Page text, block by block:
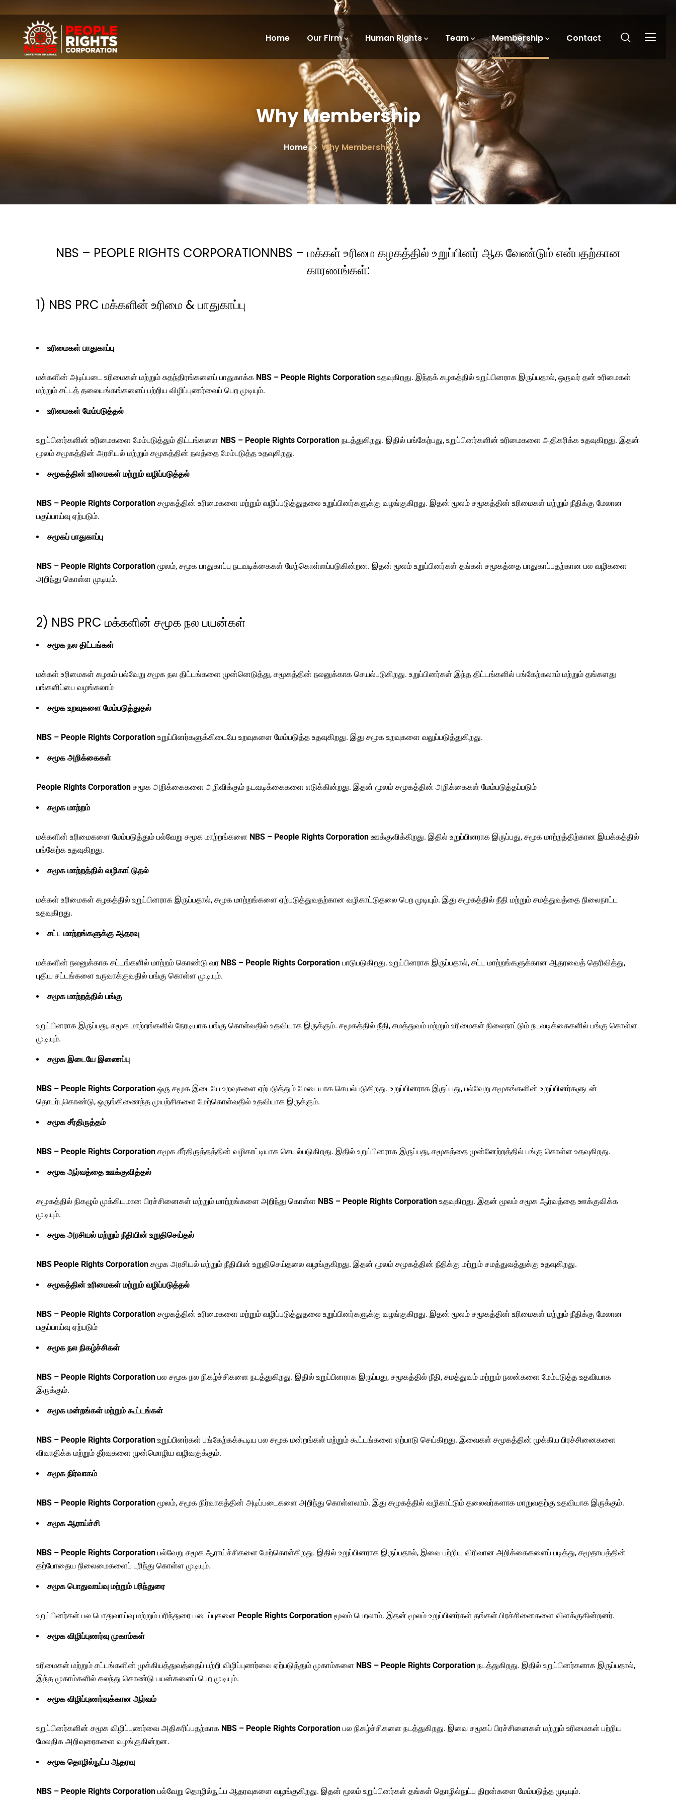
Home Our Firm Human Rights Team Membership Contact
Why Membership
Home Why Membership
NBS – PEOPLE RIGHTS CORPORATIONNBS – மக்கள் உரிமை கழகத்தில் உறுப்பினர் ஆக வேண்டும் என்பதற்கான
காரணங்கள்:
1) NBS PRC மக்களின் உரிமை & பாதுகாப்பு
உரிமைகள் பாதுகாப்பு
மக்களின் அடிப்படை உரிமைகள் மற்றும் சுதந்திரங்களைப் பாதுகாக்க NBS – People Rights Corporation உதவுகிறது. இந்தக் கழகத்தில் உறுப்பினராக இருப்பதால், ஒருவர் தன் உரிமைகள்
மற்றும் சட்டத் தலையங்கங்களைப் பற்றிய விழிப்புணர்வைப் பெற முடியும்.
உரிமைகள் மேம்படுத்தல்
உறுப்பினர்களின் உரிமைகளை மேம்படுத்தும் திட்டங்களை NBS – People Rights Corporation நடத்துகிறது. இதில் பங்கேற்பது, உறுப்பினர்களின் உரிமைகளை அதிகரிக்க உதவுகிறது. இதன்
மூலம் சமூகத்தின் அரசியல் மற்றும் சமூகத்தின் நலத்தை மேம்படுத்த உதவுகிறது.
சமூகத்தின் உரிமைகள் மற்றும் வழிப்படுத்தல்
NBS – People Rights Corporation சமூகத்தின் உரிமைகளை மற்றும் வழிப்படுத்துதலை உறுப்பினர்களுக்கு வழங்குகிறது. இதன் மூலம் சமூகத்தின் உரிமைகள் மற்றும் நீதிக்கு மேலான
பகுப்பாய்வு ஏற்படும்.
சமூகப் பாதுகாப்பு
NBS – People Rights Corporation மூலம், சமூக பாதுகாப்பு நடவடிக்கைகள் மேற்கொள்ளப்படுகின்றன. இதன் மூலம் உறுப்பினர்கள் தங்கள் சமூகத்தை பாதுகாப்பதற்கான பல வழிகளை
அறிந்து கொள்ள முடியும்.
2) NBS PRC மக்களின் சமூக நல பயன்கள்
சமூக நல திட்டங்கள்
மக்கள் உரிமைகள் கழகம் பல்வேறு சமூக நல திட்டங்களை முன்னெடுத்து, சமூகத்தின் நலனுக்காக செயல்படுகிறது. உறுப்பினர்கள் இந்த திட்டங்களில் பங்கேற்கலாம் மற்றும் தங்களது
பங்களிப்பை வழங்கலாம்
சமூக உறவுகளை மேம்படுத்துதல்
NBS – People Rights Corporation உறுப்பினர்களுக்கிடையே உறவுகளை மேம்படுத்த உதவுகிறது. இது சமூக உறவுகளை வலுப்படுத்துகிறது.
சமூக அறிக்கைகள்
People Rights Corporation சமூக அறிக்கைகளை அறிவிக்கும் நடவடிக்கைகளை எடுக்கின்றது. இதன் மூலம் சமூகத்தின் அறிக்கைகள் மேம்படுத்தப்படும்
சமூக மாற்றம்
மக்களின் உரிமைகளை மேம்படுத்தும் பல்வேறு சமூக மாற்றங்களை NBS – People Rights Corporation ஊக்குவிக்கிறது. இதில் உறுப்பினராக இருப்பது, சமூக மாற்றத்திற்கான இயக்கத்தில்
பங்கேற்க உதவுகிறது.
சமூக மாற்றத்தில் வழிகாட்டுதல்
மக்கள் உரிமைகள் கழகத்தில் உறுப்பினராக இருப்பதால், சமூக மாற்றங்களை ஏற்படுத்துவதற்கான வழிகாட்டுதலை பெற முடியும். இது சமூகத்தில் நீதி மற்றும் சமத்துவத்தை நிலைநாட்ட
உதவுகிறது.
சட்ட மாற்றங்களுக்கு ஆதரவு
மக்களின் நலனுக்காக சட்டங்களில் மாற்றம் கொண்டு வர NBS – People Rights Corporation பாடுபடுகிறது. உறுப்பினராக இருப்பதால், சட்ட மாற்றங்களுக்கான ஆதரவைத் தெரிவித்து,
புதிய சட்டங்களை உருவாக்குவதில் பங்கு கொள்ள முடியும்.
சமூக மாற்றத்தில் பங்கு
உறுப்பினராக இருப்பது, சமூக மாற்றங்களில் நேரடியாக பங்கு கொள்வதில் உதவியாக இருக்கும். சமூகத்தில் நீதி, சமத்துவம் மற்றும் உரிமைகள் நிலைநாட்டும் நடவடிக்கைகளில் பங்கு கொள்ள
முடியும்.
சமூக இடையே இணைப்பு
NBS – People Rights Corporation ஒரு சமூக இடையே உறவுகளை ஏற்படுத்தும் மேடையாக செயல்படுகிறது. உறுப்பினராக இருப்பது, பல்வேறு சமூகங்களின் உறுப்பினர்களுடன்
தொடர்புகொண்டு, ஒருங்கிணைந்த முயற்சிகளை மேற்கொள்வதில் உதவியாக இருக்கும்.
சமூக சீர்திருத்தம்
NBS – People Rights Corporation சமூக சீர்திருத்தத்தின் வழிகாட்டியாக செயல்படுகிறது. இதில் உறுப்பினராக இருப்பது, சமூகத்தை முன்னேற்றத்தில் பங்கு கொள்ள உதவுகிறது.
சமூக ஆர்வத்தை ஊக்குவித்தல்
சமூகத்தில் நிகழும் முக்கியமான பிரச்சினைகள் மற்றும் மாற்றங்களை அறிந்து கொள்ள NBS – People Rights Corporation உதவுகிறது. இதன் மூலம் சமூக ஆர்வத்தை ஊக்குவிக்க
முடியும்.
சமூக அரசியல் மற்றும் நீதியின் உறுதிசெய்தல்
NBS People Rights Corporation சமூக அரசியல் மற்றும் நீதியின் உறுதிசெய்தலை வழங்குகிறது. இதன் மூலம் சமூகத்தின் நீதிக்கு மற்றும் சமத்துவத்துக்கு உதவுகிறது.
சமூகத்தின் உரிமைகள் மற்றும் வழிப்படுத்தல்
NBS – People Rights Corporation சமூகத்தின் உரிமைகளை மற்றும் வழிப்படுத்துதலை உறுப்பினர்களுக்கு வழங்குகிறது. இதன் மூலம் சமூகத்தின் உரிமைகள் மற்றும் நீதிக்கு மேலான
பகுப்பாய்வு ஏற்படும்
சமூக நல நிகழ்ச்சிகள்
NBS – People Rights Corporation பல சமூக நல நிகழ்ச்சிகளை நடத்துகிறது. இதில் உறுப்பினராக இருப்பது, சமூகத்தில் நீதி, சமத்துவம் மற்றும் நலன்களை மேம்படுத்த உதவியாக
இருக்கும்.
சமூக மன்றங்கள் மற்றும் கூட்டங்கள்
NBS – People Rights Corporation உறுப்பினர்கள் பங்கேற்கக்கூடிய பல சமூக மன்றங்கள் மற்றும் கூட்டங்களை ஏற்பாடு செய்கிறது. இவைகள் சமூகத்தின் முக்கிய பிரச்சினைகளை
விவாதிக்க மற்றும் தீர்வுகளை முன்மொழிய வழிவகுக்கும்.
சமூக நிர்வாகம்
NBS – People Rights Corporation மூலம், சமூக நிர்வாகத்தின் அடிப்படைகளை அறிந்து கொள்ளலாம். இது சமூகத்தில் வழிகாட்டும் தலைவர்களாக மாறுவதற்கு உதவியாக இருக்கும்.
சமூக ஆராய்ச்சி
NBS – People Rights Corporation பல்வேறு சமூக ஆராய்ச்சிகளை மேற்கொள்கிறது. இதில் உறுப்பினராக இருப்பதால், இவை பற்றிய விரிவான அறிக்கைகளைப் படித்து, சமூதாயத்தின்
தற்போதைய நிலைமைகளைப் புரிந்து கொள்ள முடியும்.
சமூக பொதுவாய்வு மற்றும் பரிந்துரை
உறுப்பினர்கள் பல பொதுவாய்வு மற்றும் பரிந்துரை படைப்புகளை People Rights Corporation மூலம் பெறலாம். இதன் மூலம் உறுப்பினர்கள் தங்கள் பிரச்சினைகளை விளக்குகின்றனர்.
சமூக விழிப்புணர்வு முகாம்கள்
உரிமைகள் மற்றும் சட்டங்களின் முக்கியத்துவத்தைப் பற்றி விழிப்புணர்வை ஏற்படுத்தும் முகாம்களை NBS – People Rights Corporation நடத்துகிறது. இதில் உறுப்பினர்களாக இருப்பதால்,
இந்த முகாம்களில் கலந்து கொண்டு பயன்களைப் பெற முடியும்.
சமூக விழிப்புணர்வுக்கான ஆர்வம்
உறுப்பினர்களின் சமூக விழிப்புணர்வை அதிகரிப்பதற்காக NBS – People Rights Corporation பல நிகழ்ச்சிகளை நடத்துகிறது. இவை சமூகப் பிரச்சினைகள் மற்றும் உரிமைகள் பற்றிய
மேலதிக அறிவுரைகளை வழங்குகின்றன.
சமூக தொழில்நுட்ப ஆதரவு
NBS – People Rights Corporation பல்வேறு தொழில்நுட்ப ஆதரவுகளை வழங்குகிறது. இதன் மூலம் உறுப்பினர்கள் தங்கள் தொழில்நுட்ப திறன்களை மேம்படுத்த முடியும்.